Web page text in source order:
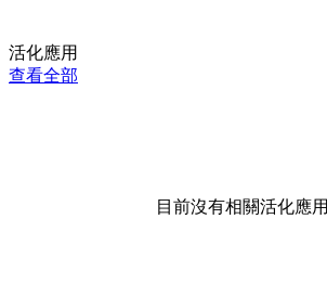
活化應用
查看全部
目前沒有相關活化應用